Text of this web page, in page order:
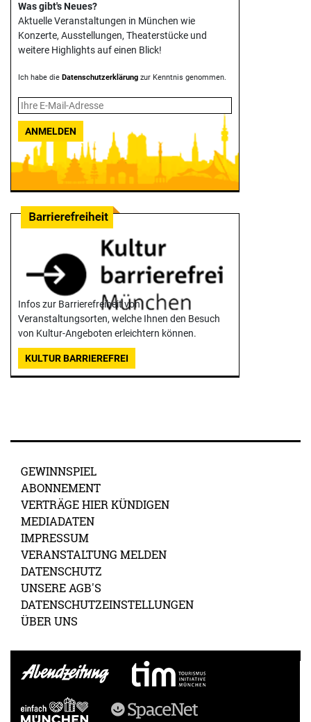
Was gibt's Neues?
Aktuelle Veranstaltungen in München wie
Konzerte, Ausstellungen, Theater­stücke und
weitere Highlights auf einen Blick!
Ich habe die Datenschutzerklärung zur Kenntnis genommen.
ANMELDEN
Infos zur Barrierefreiheit von
Veranstaltungsorten, welche Ihnen den Besuch
von Kultur-Angeboten erleichtern können.
KULTUR BARRIEREFREI
GEWINNSPIEL
ABONNEMENT
VERTRÄGE HIER KÜNDIGEN
MEDIADATEN
IMPRESSUM
VERANSTALTUNG MELDEN
DATENSCHUTZ
UNSERE AGB'S
DATENSCHUTZEINSTELLUNGEN
ÜBER UNS